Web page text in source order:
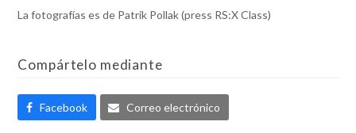
La fotografías es de Patrik Pollak (press RS:X Class)
Compártelo mediante
Facebook Correo electrónico